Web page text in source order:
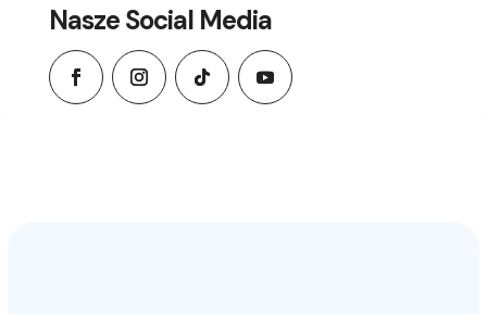
Nasze Social Media